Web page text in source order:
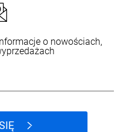
o nowościach,